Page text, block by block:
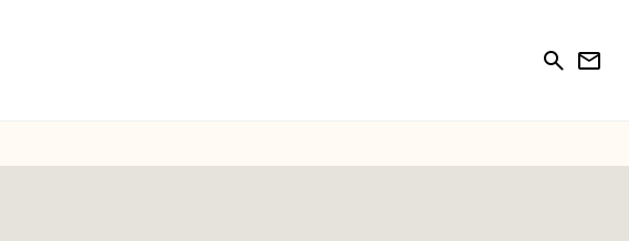
search newsletter